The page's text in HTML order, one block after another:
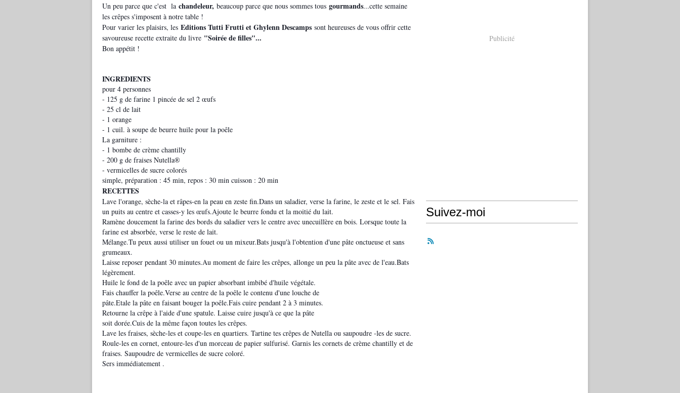
Un peu parce que c'est la chandeleur, beaucoup parce que nous sommes tous gourmands...cette semaine
les crêpes s'imposent à notre table !
Pour varier les plaisirs, les Editions Tutti Frutti et Ghylenn Descamps sont heureuses de vous offrir cette
savoureuse recette extraite du livre "Soirée de filles"...
Bon appétit !
INGREDIENTS
pour 4 personnes
- 125 g de farine 1 pincée de sel 2 œufs
- 25 cl de lait
- 1 orange
- 1 cuil. à soupe de beurre huile pour la poêle
La garniture :
- 1 bombe de crème chantilly
- 200 g de fraises Nutella®
- vermicelles de sucre colorés
simple, préparation : 45 min, repos : 30 min cuisson : 20 min
RECETTES
Lave l'orange, sèche-la et râpes-en la peau en zeste fin.Dans un saladier, verse la farine, le zeste et le sel. Fais
un puits au centre et casses-y les œufs.Ajoute le beurre fondu et la moitié du lait.
Ramène doucement la farine des bords du saladier vers le centre avec unecuillère en bois. Lorsque toute la
farine est absorbée, verse le reste de lait.
Mélange.Tu peux aussi utiliser un fouet ou un mixeur.Bats jusqu'à l'obtention d'une pâte onctueuse et sans
grumeaux.
Laisse reposer pendant 30 minutes.Au moment de faire les crêpes, allonge un peu la pâte avec de l'eau.Bats
légèrement.
Huile le fond de la poêle avec un papier absorbant imbibé d'huile végétale.
Fais chauffer la poêle.Verse au centre de la poêle le contenu d'une louche de
pâte.Etale la pâte en faisant bouger la poêle.Fais cuire pendant 2 à 3 minutes.
Retourne la crêpe à l'aide d'une spatule. Laisse cuire jusqu'à ce que la pâte
soit dorée.Cuis de la même façon toutes les crêpes.
Lave les fraises, sèche-les et coupe-les en quartiers. Tartine tes crêpes de Nutella ou saupoudre -les de sucre.
Roule-les en cornet, entoure-les d'un morceau de papier sulfurisé. Garnis les cornets de crème chantilly et de
fraises. Saupoudre de vermicelles de sucre coloré.
Sers immédiatement .
Publicité
Suivez-moi